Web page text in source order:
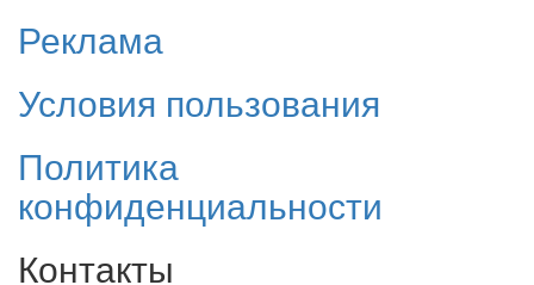
Реклама
Условия пользования
Политика
конфиденциальности
Контакты